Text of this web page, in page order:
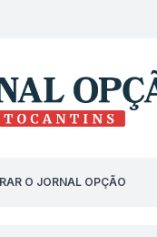
O JORNAL OPÇÃO